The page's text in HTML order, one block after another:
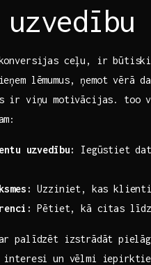
ceļu, ir būtiski
lēmumus, ņemot
ir viņu motivācijas. too
uzvedību:
Iegūstiet
‍Uzziniet, kas
Pētiet, kā citas
palīdzēt izstrādāt⁣
interesi un vēlmi